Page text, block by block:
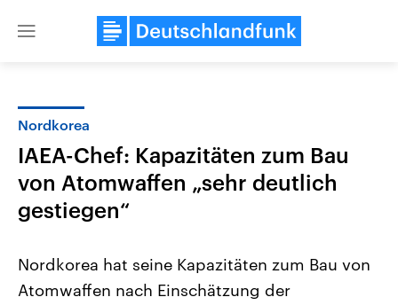
Close
Nordkorea
IAEA-Chef: Kapazitäten zum Bau
von Atomwaffen „sehr deutlich
gestiegen“
Nordkorea hat seine Kapazitäten zum Bau von
Atomwaffen nach Einschätzung der